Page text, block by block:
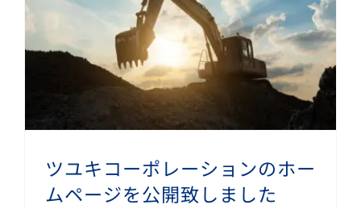
ツユキコーポレーションのホー
ムページを公開致しました